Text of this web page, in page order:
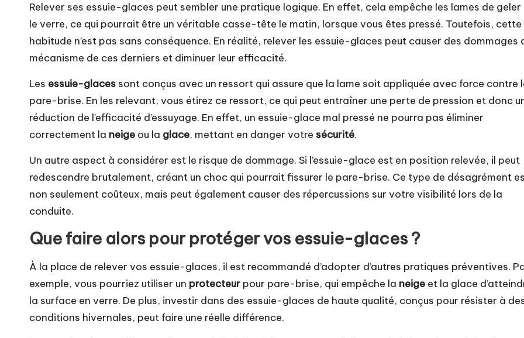
Relever ses essuie-glaces peut sembler une pratique logique. En effet, cela empêche les lames de geler
le verre, ce qui pourrait être un véritable casse-tête le matin, lorsque vous êtes pressé. Toutefois, cette
habitude n’est pas sans conséquence. En réalité, relever les essuie-glaces peut causer des dommages
mécanisme de ces derniers et diminuer leur efficacité.
Les essuie-glaces sont conçus avec un ressort qui assure que la lame soit appliquée avec force contre
pare-brise. En les relevant, vous étirez ce ressort, ce qui peut entraîner une perte de pression et donc
réduction de l’efficacité d’essuyage. En effet, un essuie-glace mal pressé ne pourra pas éliminer
correctement la neige ou la glace, mettant en danger votre sécurité.
Un autre aspect à considérer est le risque de dommage. Si l’essuie-glace est en position relevée, il peut
redescendre brutalement, créant un choc qui pourrait fissurer le pare-brise. Ce type de désagrément
non seulement coûteux, mais peut également causer des répercussions sur votre visibilité lors de la
conduite.
Que faire alors pour protéger vos essuie-glaces ?
À la place de relever vos essuie-glaces, il est recommandé d’adopter d’autres pratiques préventives.
exemple, vous pourriez utiliser un protecteur pour pare-brise, qui empêche la neige et la glace
la surface en verre. De plus, investir dans des essuie-glaces de haute qualité, conçus pour résister à
conditions hivernales, peut faire une réelle différence.